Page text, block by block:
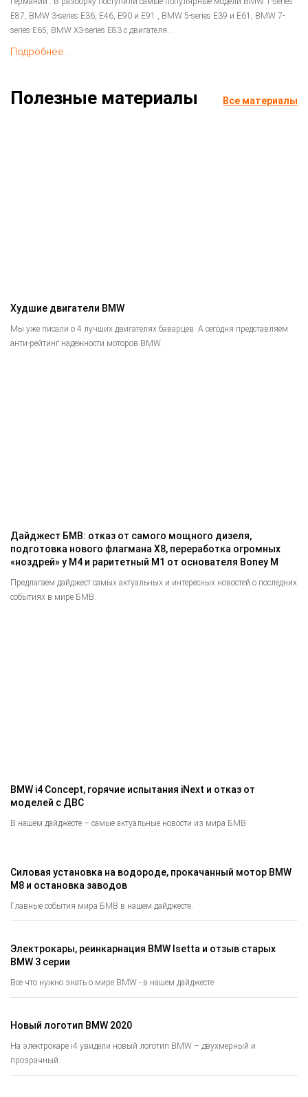
E87, BMW 3-series E36, E46, E90 и E91 , BMW 5-series E39 и E61, BMW 7-
series E65, BMW X3-series E83 с двигателя...
Подробнее...
Полезные материалы Все материалы
Худшие двигатели BMW
Мы уже писали о 4 лучших двигателях баварцев. А сегодня представляем
анти-рейтинг надежности моторов BMW.
Дайджест БМВ: отказ от самого мощного дизеля,
подготовка нового флагмана Х8, переработка огромных
«ноздрей» у М4 и раритетный М1 от основателя Boney M
Предлагаем дайджест самых актуальных и интересных новостей о последних
событиях в мире БМВ.
BMW i4 Concept, горячие испытания iNext и отказ от
моделей с ДВС
В нашем дайджесте – самые актуальные новости из мира БМВ
Силовая установка на водороде, прокачанный мотор BMW
M8 и остановка заводов
Главные события мира БМВ в нашем дайджесте.
Электрокары, реинкарнация BMW Isetta и отзыв старых
BMW 3 серии
Все что нужно знать о мире BMW - в нашем дайджесте.
Новый логотип BMW 2020
На электрокаре i4 увидели новый логотип BMW – двухмерный и
прозрачный.